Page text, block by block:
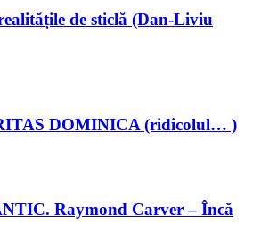
de sticlă (Dan-Liviu
DOMINICA (ridicolul… )
Raymond Carver – Încă